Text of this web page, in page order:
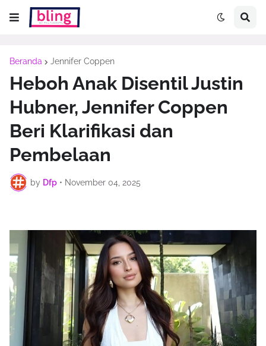
Beranda Jennifer Coppen
Heboh Anak Disentil Justin
Hubner, Jennifer Coppen
Beri Klarifikasi dan
Pembelaan
by Dfp • November 04, 2025